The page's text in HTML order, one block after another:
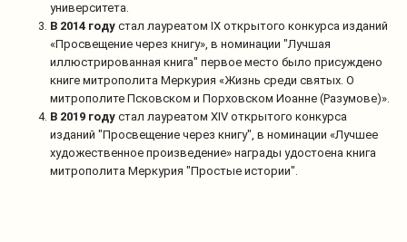
университета.
В 2014 году стал лауреатом IX открытого конкурса изданий
«Просвещение через книгу», в номинации "Лучшая
иллюстрированная книга" первое место было присуждено
книге митрополита Меркурия «Жизнь среди святых. О
митрополите Псковском и Порховском Иоанне (Разумове)».
В 2019 году стал лауреатом XIV открытого конкурса
изданий "Просвещение через книгу", в номинации «Лучшее
художественное произведение» награды удостоена книга
митрополита Меркурия "Простые истории".